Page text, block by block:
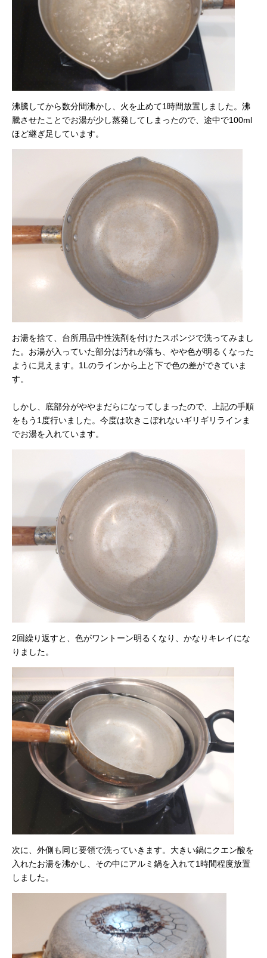
沸騰してから数分間沸かし、火を止めて1時間放置しました。沸
騰させたことでお湯が少し蒸発してしまったので、途中で100ml
ほど継ぎ足しています。
お湯を捨て、台所用品中性洗剤を付けたスポンジで洗ってみまし
た。お湯が入っていた部分は汚れが落ち、やや色が明るくなった
ように見えます。1Lのラインから上と下で色の差ができていま
す。
しかし、底部分がややまだらになってしまったので、上記の手順
をもう1度行いました。今度は吹きこぼれないギリギリラインま
でお湯を入れています。
2回繰り返すと、色がワントーン明るくなり、かなりキレイにな
りました。
次に、外側も同じ要領で洗っていきます。大きい鍋にクエン酸を
入れたお湯を沸かし、その中にアルミ鍋を入れて1時間程度放置
しました。